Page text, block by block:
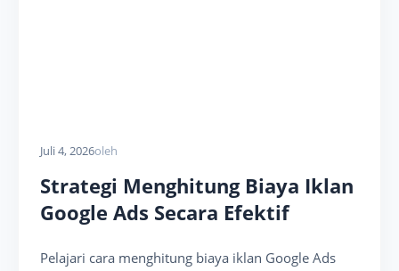
Juli 4, 2026oleh
Strategi Menghitung Biaya Iklan
Google Ads Secara Efektif
Pelajari cara menghitung biaya iklan Google Ads